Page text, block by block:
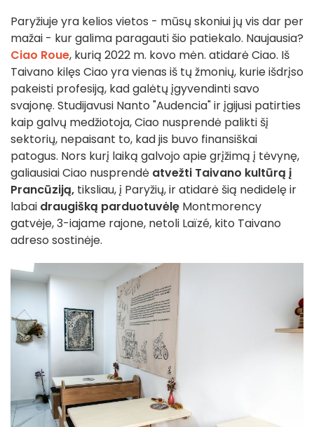
Paryžiuje yra kelios vietos - mūsų skoniui jų vis dar per
mažai - kur galima paragauti šio patiekalo. Naujausia?
Ciao Roue, kurią 2022 m. kovo mėn. atidarė Ciao. Iš
Taivano kilęs Ciao yra vienas iš tų žmonių, kurie išdrįso
pakeisti profesiją, kad galėtų įgyvendinti savo
svajonę. Studijavusi Nanto "Audencia" ir įgijusi patirties
kaip galvų medžiotoja, Ciao nusprendė palikti šį
sektorių, nepaisant to, kad jis buvo finansiškai
patogus. Nors kurį laiką galvojo apie grįžimą į tėvynę,
galiausiai Ciao nusprendė atvežti Taivano kultūrą į
Prancūziją, tiksliau, į Paryžių, ir atidarė šią nedidelę ir
labai draugišką parduotuvėlę Montmorency
gatvėje, 3-iajame rajone, netoli Laïzé, kito Taivano
adreso sostinėje.